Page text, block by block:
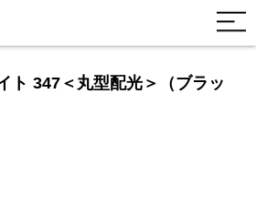
ト 347＜丸型配光＞（ブラッ